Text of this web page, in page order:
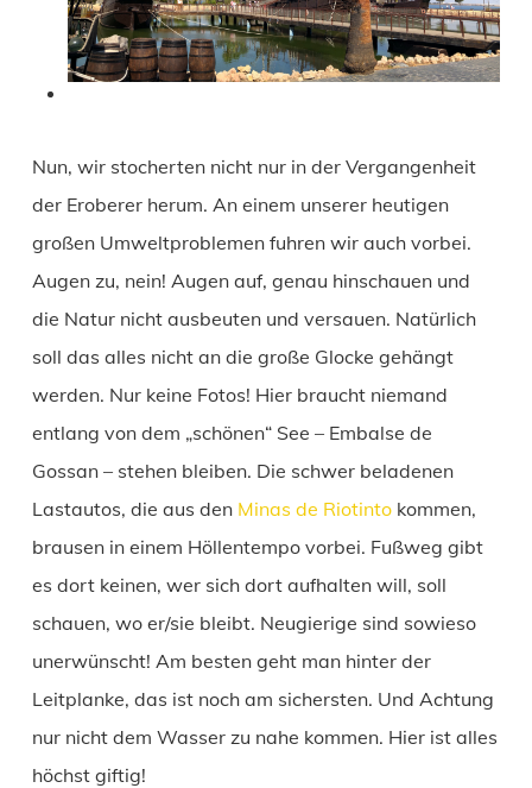
Nun, wir stocherten nicht nur in der Vergangenheit
der Eroberer herum. An einem unserer heutigen
großen Umweltproblemen fuhren wir auch vorbei.
Augen zu, nein! Augen auf, genau hinschauen und
die Natur nicht ausbeuten und versauen. Natürlich
soll das alles nicht an die große Glocke gehängt
werden. Nur keine Fotos! Hier braucht niemand
entlang von dem „schönen“ See – Embalse de
Gossan – stehen bleiben. Die schwer beladenen
Lastautos, die aus den Minas de Riotintokommen,
brausen in einem Höllentempo vorbei. Fußweg gibt
es dort keinen, wer sich dort aufhalten will, soll
schauen, wo er/sie bleibt. Neugierige sind sowieso
unerwünscht! Am besten geht man hinter der
Leitplanke, das ist noch am sichersten. Und Achtung
nur nicht dem Wasser zu nahe kommen. Hier ist alles
höchst giftig!